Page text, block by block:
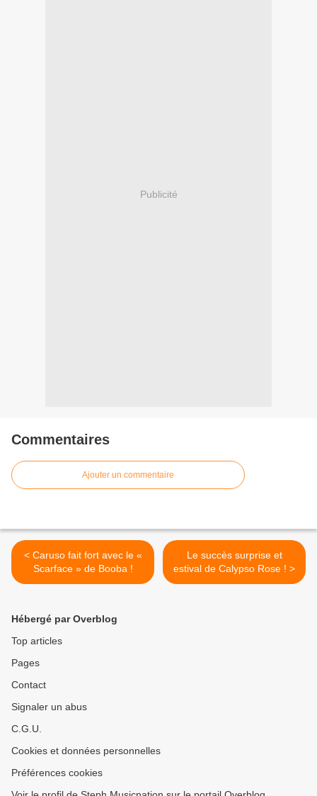
Publicité
Commentaires
Ajouter un commentaire
< Caruso fait fort avec le «
Scarface » de Booba !
Le succès surprise et
estival de Calypso Rose ! >
Hébergé par Overblog
Top articles
Pages
Contact
Signaler un abus
C.G.U.
Cookies et données personnelles
Préférences cookies